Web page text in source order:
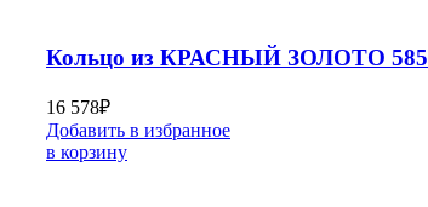
Кольцо из КРАСНЫЙ ЗОЛОТО 585
16 578₽
Добавить в избранное
в корзину